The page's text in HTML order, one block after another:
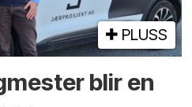
PLUSS
blir en